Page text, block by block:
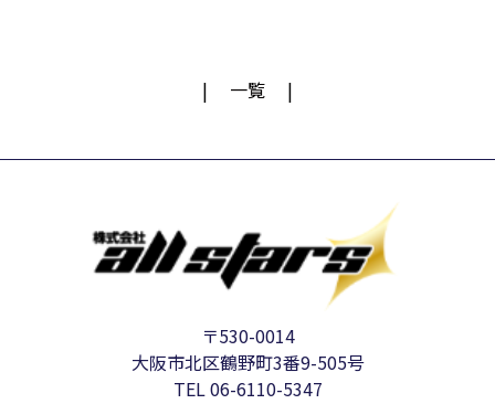
一覧
〒530-0014
大阪市北区鶴野町3番9-505号
TEL 06-6110-5347